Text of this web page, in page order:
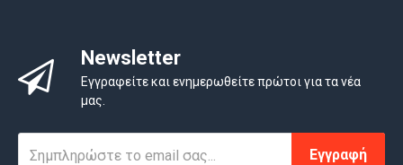
Newsletter
Εγγραφείτε και ενημερωθείτε πρώτοι για τα νέα
μας.
Εγγραφή